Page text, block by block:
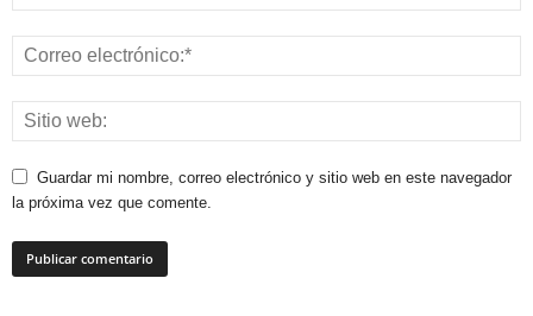
Guardar mi nombre, correo electrónico y sitio web en este navegador
la próxima vez que comente.